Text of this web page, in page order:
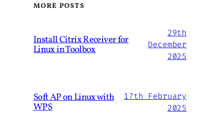
MORE POSTS
Install Citrix Receiver for
Linux in Toolbox
29th
December
2025
Soft AP on Linux with
WPS
17th February
2025